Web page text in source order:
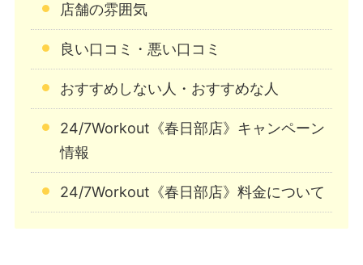
店舗の雰囲気
良い口コミ・悪い口コミ
おすすめしない人・おすすめな人
24/7Workout《春日部店》キャンペーン
情報
24/7Workout《春日部店》料金について